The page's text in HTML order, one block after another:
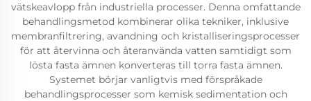
vätskeavlopp från industriella processer. Denna omfattande
behandlingsmetod kombinerar olika tekniker, inklusive
membranfiltrering, avandning och kristalliseringsprocesser
för att återvinna och återanvända vatten samtidigt som
lösta fasta ämnen konverteras till torra fasta ämnen.
Systemet börjar vanligtvis med förspråkade
behandlingsprocesser som kemisk sedimentation och